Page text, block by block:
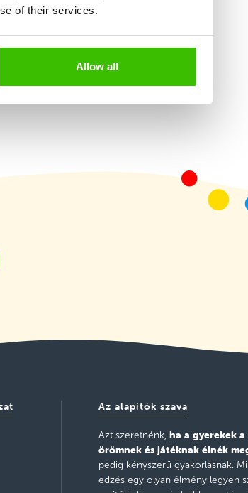
of their services.
Allow all
matricákkal
Az alapítók szava
Azt szeretnénk, ha a gyerekek
örömnek és játéknak élnék
pedig kényszerű gyakorlásnak.
edzés egy olyan élmény legyen